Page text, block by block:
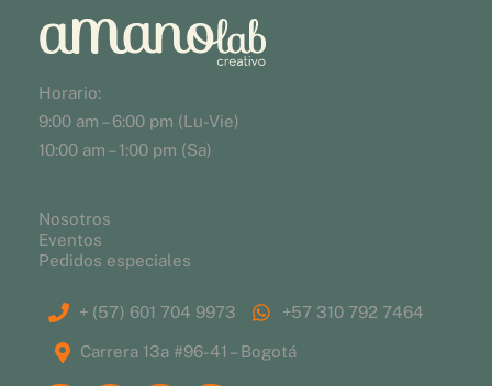
Horario:
9:00 am – 6:00 pm (Lu-Vie)
10:00 am – 1:00 pm (Sa)
Nosotros
Eventos
Pedidos especiales
+ (57) 601 704 9973 +57 310 792 7464
Carrera 13a #96-41 – Bogotá